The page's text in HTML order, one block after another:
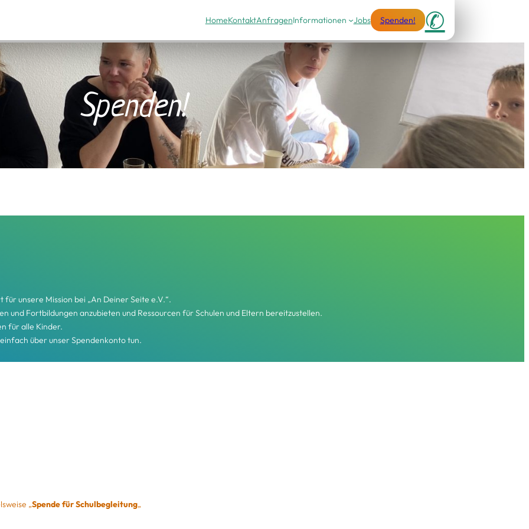
HomeKontaktAnfragenInformationen Jobs Spenden! ✆
Spenden!
unsere Mission bei „An Deiner Seite e.V.“.
und Fortbildungen anzubieten und Ressourcen für Schulen und Eltern bereitzustellen.
für alle Kinder.
über unser Spendenkonto tun.
„Spende für Schulbegleitung„